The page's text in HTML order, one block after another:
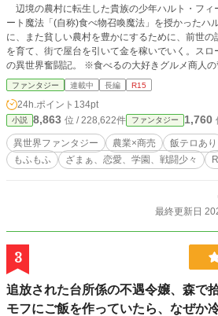
それを許すはずもなく――。 これは、氷の令嬢と蔑まれた
少女が、孤独な精霊たちと心
と美食を堪能する、美味しく
辺境の農村に転生した貴族の少年ハルト・フィ
ート魔法「(自称)食べ物召喚魔法」を授かったハ
に、また貧しい農村を豊かにするために、前世
を育て、街で屋台を引いて金を稼いでいく。ス
の異世界奮闘記。 ※食べるの大好きグルメ商人の奮闘をおやつ感覚で気軽にお
楽しみいただければ幸いです。 ※感想や誤字脱字
お返事はできないと思います。また、のんびりマ
さい。 ※この物語はフィクションです。
ファンタジー 連載中 長編 R15
24h.ポイント 134pt
小説 8,863 位 / 228,622件 ファンタジー 1,760
異世界ファンタジー 農業×商売 飯テロあり
もふもふ
ざまぁ、恋愛、学園、戦闘少々
最終更新日
3
追放された台所係の不遇令嬢、森で
モフにご飯を作っていたら、なぜか